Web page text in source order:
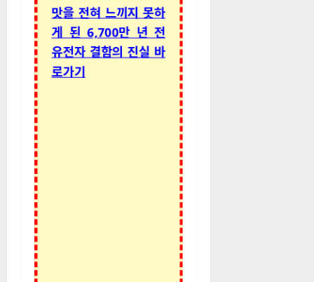
맛을 전혀 느끼지 못하
게 된 6,700만 년 전
유전자 결함의 진실 바
로가기